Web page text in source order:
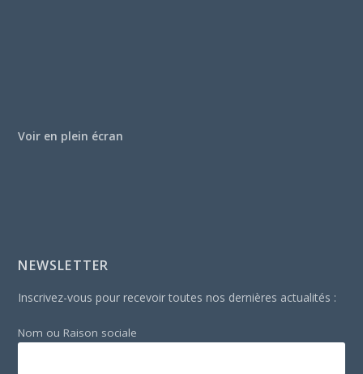
Voir en plein écran
NEWSLETTER
Inscrivez-vous pour recevoir toutes nos dernières actualités :
Nom ou Raison sociale